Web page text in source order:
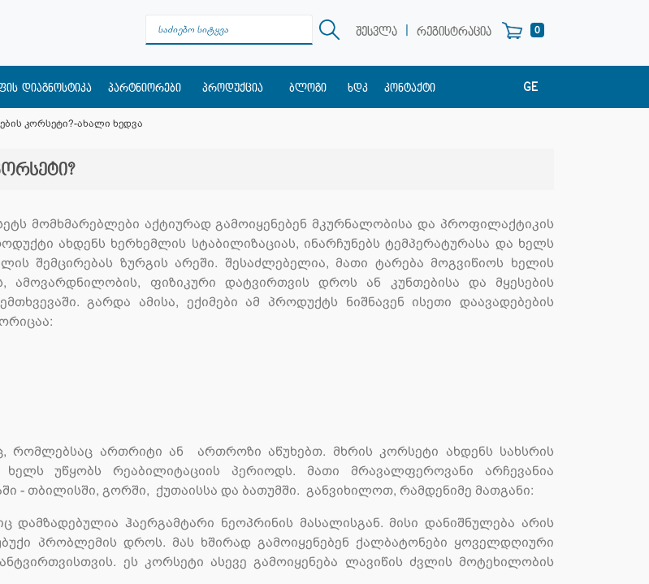
შესვლა | რეგისტრაცია 0
დიაგნოსტიკა პარტნიორები პროდუქცია ბლოგი ხდკ კონტაქტი GE
კორსეტი?-ახალი ხედვა
მომხმარებლები აქტიურად გამოიყენებენ მკურნალობისა და პროფილაქტიკის
ახდენს ხერხემლის სტაბილიზაციას, ინარჩუნებს ტემპერატურასა და ხელს
შემცირებას ზურგის არეში. შესაძლებელია, მათი ტარება მოგვიწიოს ხელის
ამოვარდნილობის, ფიზიკური დატვირთვის დროს ან კუნთებისა და მყესების
გარდა ამისა, ექიმები ამ პროდუქტს ნიშნავენ ისეთი დაავადებების
რომლებსაც ართრიტი ან ართროზი აწუხებთ. მხრის კორსეტი ახდენს სახსრის
უწყობს რეაბილიტაციის პერიოდს. მათი მრავალფეროვანი არჩევანია
- თბილისში, გორში, ქუთაისსა და ბათუმში. განვიხილოთ, რამდენიმე მათგანი:
ჰაერგამტარი ნეოპრინის მასალისგან. მისი დანიშნულება არის
პრობლემის დროს. მას ხშირად გამოიყენებენ ქალბატონები ყოველდღიური
ეს კორსეტი ასევე გამოიყენება ლავიწის ძვლის მოტეხილობის